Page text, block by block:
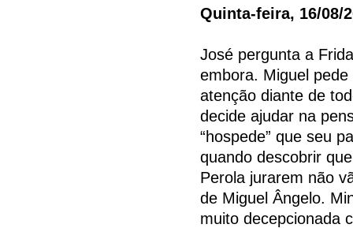
Quinta-feira, 16/08/
José pergunta a
embora. Miguel
atenção diante de
decide ajudar na
“hospede” que seu
quando descobrir
Perola jurarem não
de Miguel Ângelo.
muito decepcionada